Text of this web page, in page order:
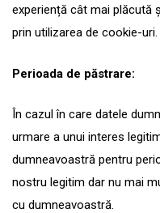
experiență cât mai plăcută
prin utilizarea de cookie-uri.
Perioada de păstrare:
În cazul în care datele
urmare a unui interes
dumneavoastră pentru
nostru legitim dar nu mai
cu dumneavoastră.